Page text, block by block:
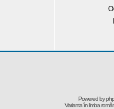
Powered by
Varianta în limba